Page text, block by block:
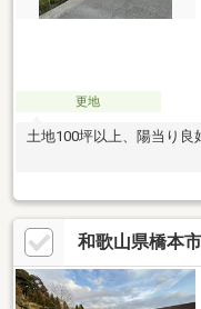
更地
土地100坪以上、陽当り良
和歌山県橋本